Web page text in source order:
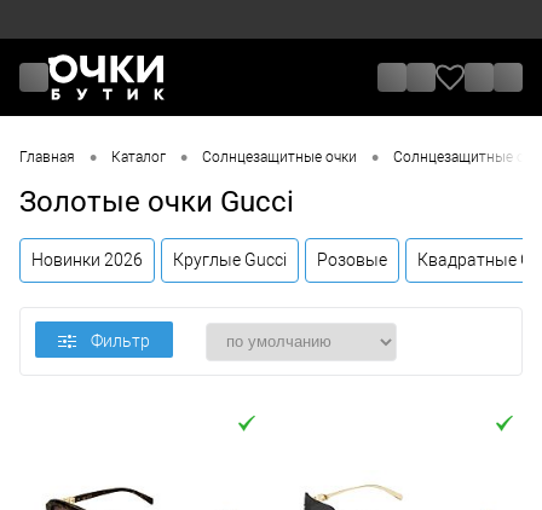
Главная • Каталог • Солнцезащитные очки • Солнцезащитные
Золотые очки Gucci
Новинки 2026 Круглые Gucci Розовые Квадратные
ЦенаФильтр